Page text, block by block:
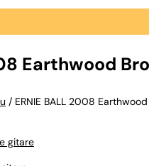
gitare
Earthwood
/ ERNIE BALL 2008